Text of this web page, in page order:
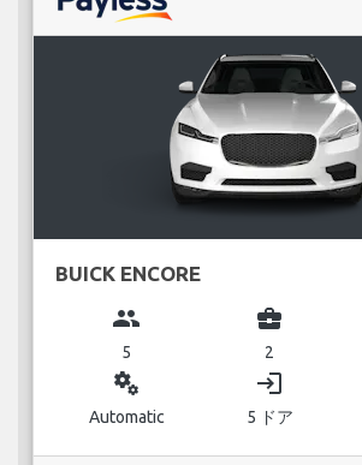
BUICK ENCORE
group
5
business_center
2
miscellaneous_services
Automatic
login
5 ドア